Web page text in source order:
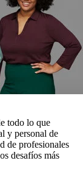
todo lo que
y personal de
de profesionales
desafíos más